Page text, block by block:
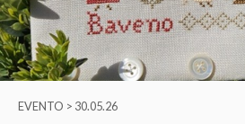
EVENTO > 30.05.26